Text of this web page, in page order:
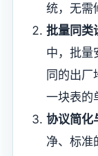
统，无需
批量同类
中，批量
同的出厂
一块表的
协议简化
净、标准